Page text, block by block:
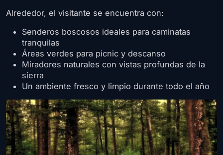
Alrededor, el visitante se encuentra con:
Senderos boscosos ideales para caminatas
tranquilas
Áreas verdes para picnic y descanso
Miradores naturales con vistas profundas de la
sierra
Un ambiente fresco y limpio durante todo el año